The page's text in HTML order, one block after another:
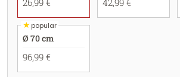
26,99 € 42,99 €
★popular
Ø 70 cm
96,99 €